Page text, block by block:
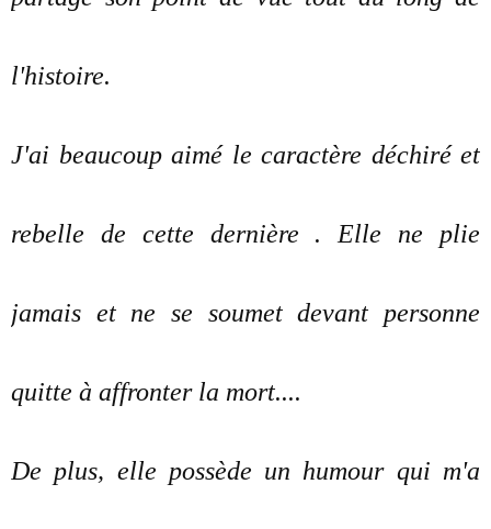
l'histoire.
J'ai beaucoup aimé le caractère déchiré et
rebelle de cette dernière . Elle ne plie
jamais et ne se soumet devant personne
quitte à affronter la mort....
De plus, elle possède un humour qui m'a